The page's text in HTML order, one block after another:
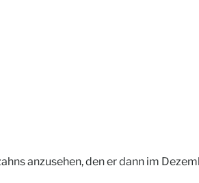
anzusehen, den er dann im